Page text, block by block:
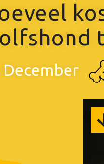
December